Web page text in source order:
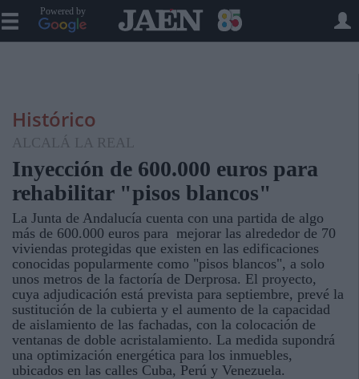
Powered by
Histórico
ALCALÁ LA REAL
Inyección de 600.000 euros para
rehabilitar "pisos blancos"
La Junta de Andalucía cuenta con una partida de algo
más de 600.000 euros para mejorar las alrededor de 70
viviendas protegidas que existen en las edificaciones
conocidas popularmente como "pisos blancos", a solo
unos metros de la factoría de Derprosa. El proyecto,
cuya adjudicación está prevista para septiembre, prevé la
sustitución de la cubierta y el aumento de la capacidad
de aislamiento de las fachadas, con la colocación de
ventanas de doble acristalamiento. La medida supondrá
una optimización energética para los inmuebles,
ubicados en las calles Cuba, Perú y Venezuela.